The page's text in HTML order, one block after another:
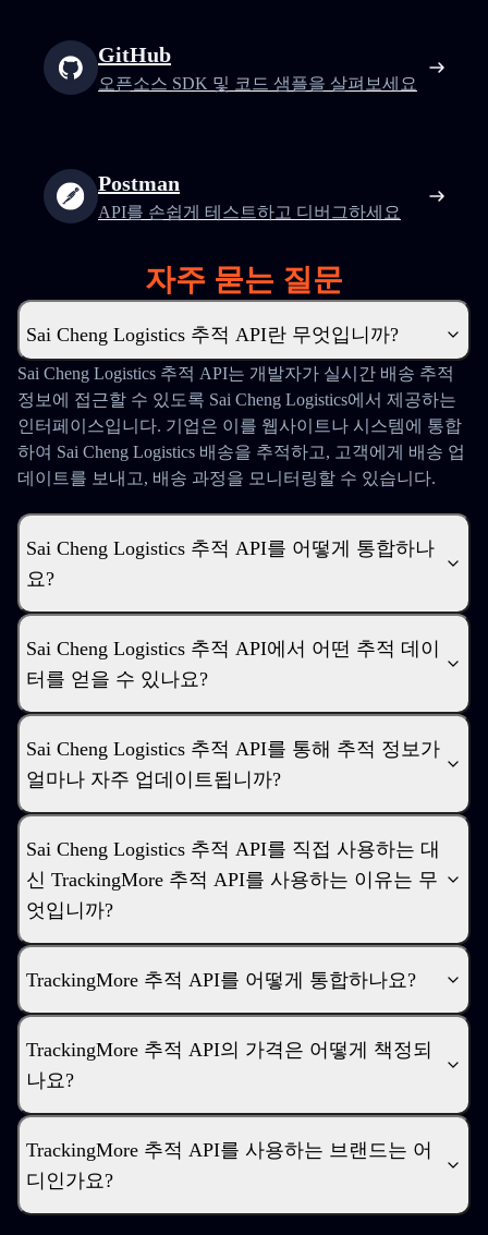
GitHub
오픈소스 SDK 및 코드 샘플을 살펴보세요
Postman
API를 손쉽게 테스트하고 디버그하세요
자주 묻는 질문
Sai Cheng Logistics 추적 API란 무엇입니까?
Sai Cheng Logistics 추적 API는 개발자가 실시간 배송 추적
정보에 접근할 수 있도록 Sai Cheng Logistics에서 제공하는
인터페이스입니다. 기업은 이를 웹사이트나 시스템에 통합
하여 Sai Cheng Logistics 배송을 추적하고, 고객에게 배송 업
데이트를 보내고, 배송 과정을 모니터링할 수 있습니다.
Sai Cheng Logistics 추적 API를 어떻게 통합하나
요?
Sai Cheng Logistics 추적 API에서 어떤 추적 데이
터를 얻을 수 있나요?
Sai Cheng Logistics 추적 API를 통해 추적 정보가
얼마나 자주 업데이트됩니까?
Sai Cheng Logistics 추적 API를 직접 사용하는 대
신 TrackingMore 추적 API를 사용하는 이유는 무
엇입니까?
TrackingMore 추적 API를 어떻게 통합하나요?
TrackingMore 추적 API의 가격은 어떻게 책정되
나요?
TrackingMore 추적 API를 사용하는 브랜드는 어
디인가요?